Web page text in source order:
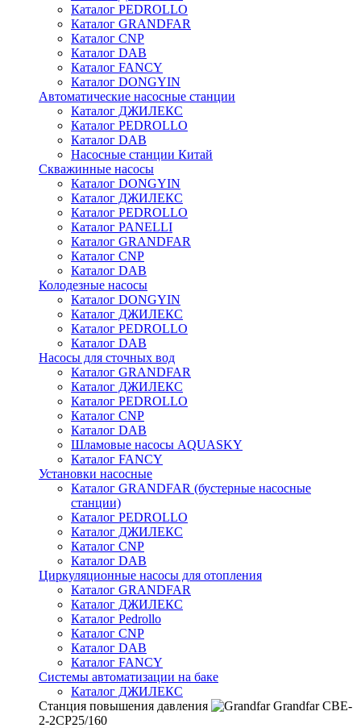
Каталог PEDROLLO
Каталог GRANDFAR
Каталог CNP
Каталог DAB
Каталог FANCY
Каталог DONGYIN
Автоматические насосные станции
Каталог ДЖИЛЕКС
Каталог PEDROLLO
Каталог DAB
Насосные станции Китай
Скважинные насосы
Каталог DONGYIN
Каталог ДЖИЛЕКС
Каталог PEDROLLO
Каталог PANELLI
Каталог GRANDFAR
Каталог CNP
Каталог DAB
Колодезные насосы
Каталог DONGYIN
Каталог ДЖИЛЕКС
Каталог PEDROLLO
Каталог DAB
Насосы для сточных вод
Каталог GRANDFAR
Каталог ДЖИЛЕКС
Каталог PEDROLLO
Каталог CNP
Каталог DAB
Шламовые насосы AQUASKY
Каталог FANCY
Установки насосные
Каталог GRANDFAR (бустерные насосные
станции)
Каталог PEDROLLO
Каталог ДЖИЛЕКС
Каталог CNP
Каталог DAB
Циркуляционные насосы для отопления
Каталог GRANDFAR
Каталог ДЖИЛЕКС
Каталог Pedrollo
Каталог CNP
Каталог DAB
Каталог FANCY
Системы автоматизации на баке
Каталог ДЖИЛЕКС
Станция повышения давления
Grandfar CBE-
2-2CP25/160